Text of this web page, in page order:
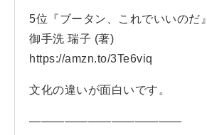
5位『ブータン、これでいいのだ』
御手洗 瑞子 (著)
https://amzn.to/3Te6viq
文化の違いが面白いです。
—————————————